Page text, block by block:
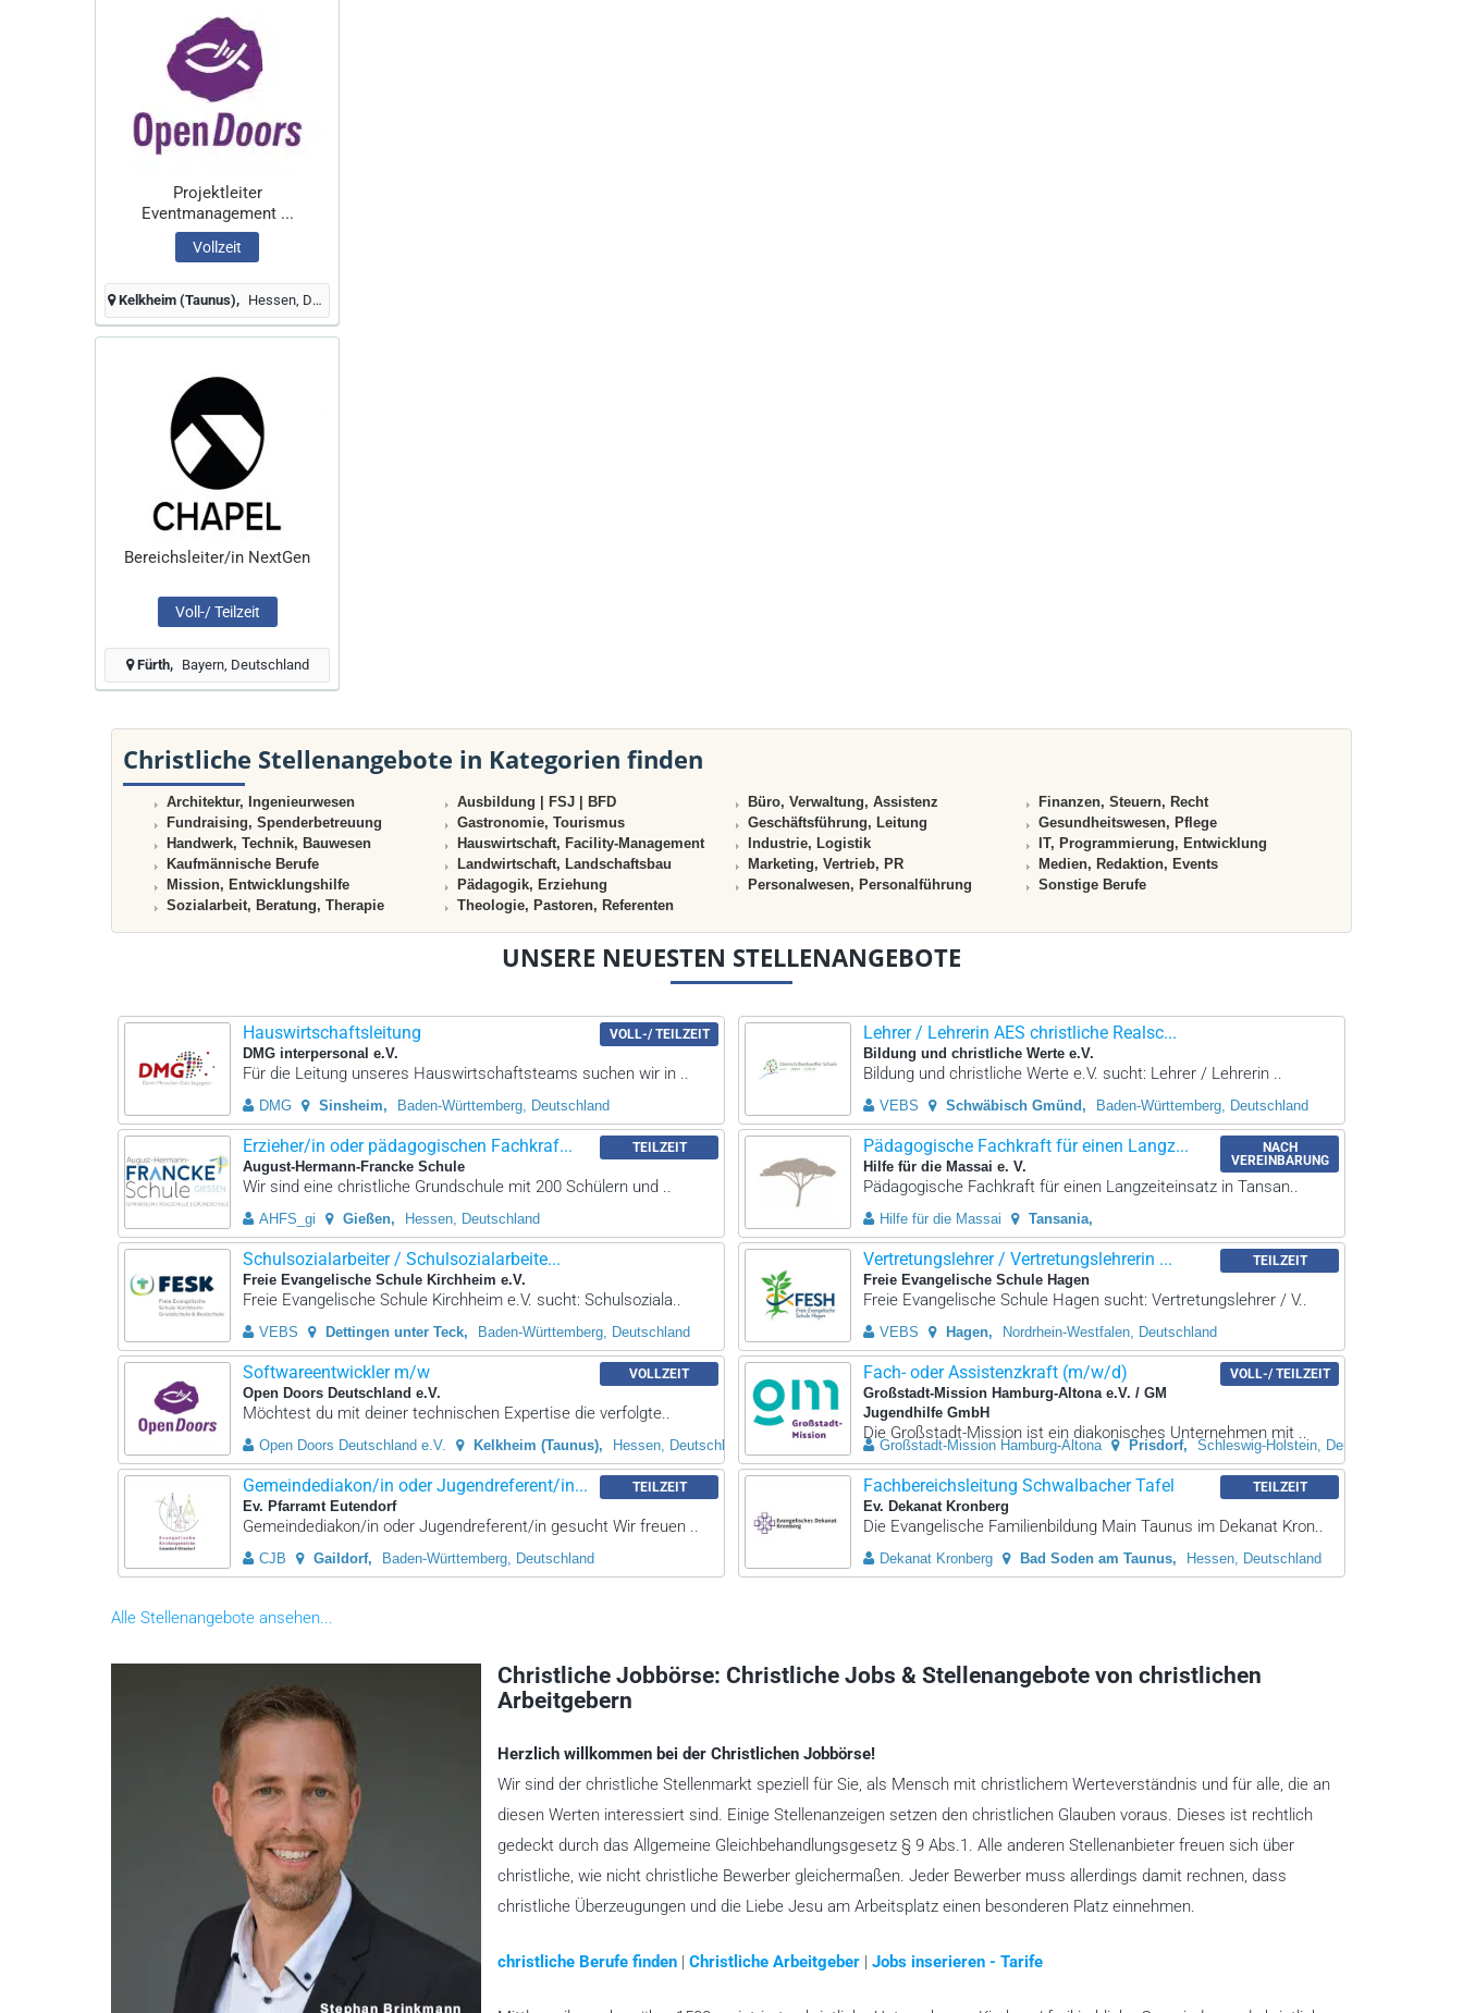
Projektleiter
Eventmanagement ...
Vollzeit
Kelkheim (Taunus) Hessen, Deutschland
Bereichsleiter/in NextGen
Voll-/ Teilzeit
Fürth Bayern, Deutschland
Christliche Stellenangebote in Kategorien finden
Architektur, Ingenieurwesen Ausbildung | FSJ | BFD Büro, Verwaltung, Assistenz
Finanzen, Steuern, Recht
Fundraising, Spenderbetreuung
Gastronomie, Tourismus Geschäftsführung, Leitung
Gesundheitswesen, Pflege
Handwerk, Technik, Bauwesen
Hauswirtschaft, Facility-Management Industrie, Logistik
IT, Programmierung, Entwicklung
Kaufmännische Berufe
Landwirtschaft, Landschaftsbau Marketing, Vertrieb, PR
Medien, Redaktion, Events
Mission, Entwicklungshilfe
Pädagogik, Erziehung Personalwesen, Personalführung
Sonstige Berufe
Sozialarbeit, Beratung, Therapie
Theologie, Pastoren, Referenten
UNSERE NEUESTEN STELLENANGEBOTE
Hauswirtschaftsleitung
DMG interpersonal e.V.
VOLL-/ TEILZEIT
Für die Leitung unseres Hauswirtschaftsteams suchen wir in ..
DMG Sinsheim Baden-Württemberg, Deutschland
Lehrer / Lehrerin AES christliche Realsc...
Bildung und christliche Werte e.V.
Bildung und christliche Werte e.V. sucht: Lehrer / Lehrerin ..
VEBS Schwäbisch Gmünd Baden-Württemberg, Deutschland
Erzieher/in oder pädagogischen Fachkraf...
August-Hermann-Francke Schule
TEILZEIT
Wir sind eine christliche Grundschule mit 200 Schülern und ..
AHFS_gi Gießen Hessen, Deutschland
Pädagogische Fachkraft für einen Langz...
Hilfe für die Massai e. V.
NACH
VEREINBARUNG
Pädagogische Fachkraft für einen Langzeiteinsatz in Tansan..
Hilfe für die Massai Tansania
Schulsozialarbeiter / Schulsozialarbeite...
Freie Evangelische Schule Kirchheim e.V.
Freie Evangelische Schule Kirchheim e.V. sucht: Schulsoziala..
VEBS Dettingen unter Teck Baden-Württemberg, Deutschland
Vertretungslehrer / Vertretungslehrerin ...
Freie Evangelische Schule Hagen
TEILZEIT
Freie Evangelische Schule Hagen sucht: Vertretungslehrer / V..
VEBS Hagen Nordrhein-Westfalen, Deutschland
Softwareentwickler m/w
Open Doors Deutschland e.V.
VOLLZEIT
Möchtest du mit deiner technischen Expertise die verfolgte..
Open Doors Deutschland e.V. Kelkheim (Taunus) Hessen, Deutschland
Fach- oder Assistenzkraft (m/w/d)
Großstadt-Mission Hamburg-Altona e.V. / GM
Jugendhilfe GmbH
VOLL-/ TEILZEIT
Die Großstadt-Mission ist ein diakonisches Unternehmen mit ..
Großstadt-Mission Hamburg-Altona Prisdorf Schleswig-Holstein, Deutschland
Gemeindediakon/in oder Jugendreferent/in...
Ev. Pfarramt Eutendorf
TEILZEIT
Gemeindediakon/in oder Jugendreferent/in gesucht Wir freuen ..
CJB Gaildorf Baden-Württemberg, Deutschland
Fachbereichsleitung Schwalbacher Tafel
Ev. Dekanat Kronberg
TEILZEIT
Die Evangelische Familienbildung Main Taunus im Dekanat Kron..
Dekanat Kronberg Bad Soden am Taunus Hessen, Deutschland
Alle Stellenangebote ansehen...
Christliche Jobbörse: Christliche Jobs & Stellenangebote von christlichen
Arbeitgebern
Herzlich willkommen bei der Christlichen Jobbörse!
Wir sind der christliche Stellenmarkt speziell für Sie, als Mensch mit christlichem Werteverständnis und für alle, die an
diesen Werten interessiert sind. Einige Stellenanzeigen setzen den christlichen Glauben voraus. Dieses ist rechtlich
gedeckt durch das Allgemeine Gleichbehandlungsgesetz § 9 Abs.1. Alle anderen Stellenanbieter freuen sich über
christliche, wie nicht christliche Bewerber gleichermaßen. Jeder Bewerber muss allerdings damit rechnen, dass
christliche Überzeugungen und die Liebe Jesu am Arbeitsplatz einen besonderen Platz einnehmen.
christliche Berufe finden Christliche Arbeitgeber Jobs inserieren - Tarife